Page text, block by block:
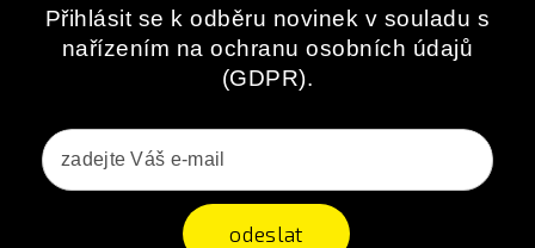
Přihlásit se k odběru novinek v souladu s
nařízením na ochranu osobních údajů
(GDPR).
odeslat